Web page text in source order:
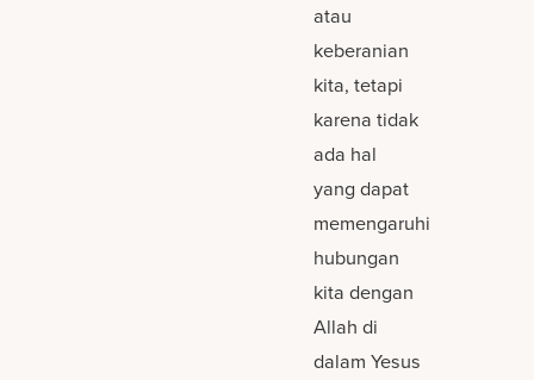
atau
keberanian
kita, tetapi
karena tidak
ada hal
yang dapat
memengaruhi
hubungan
kita dengan
Allah di
dalam Yesus